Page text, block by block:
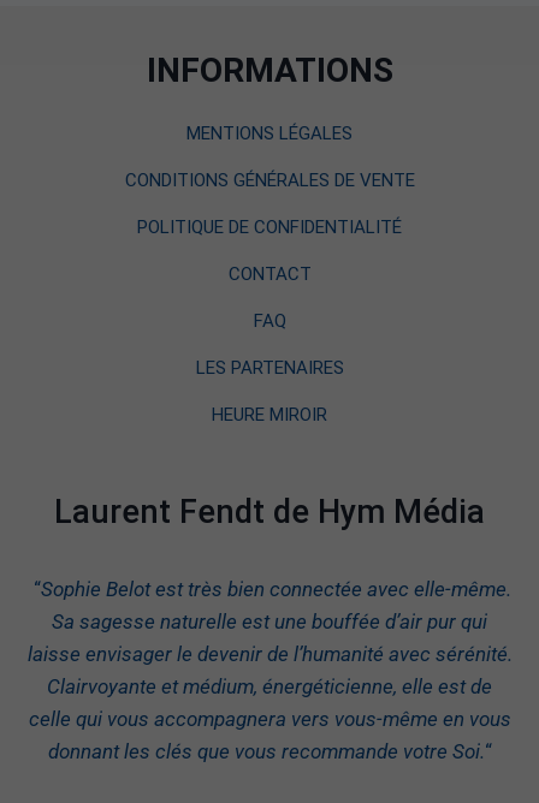
INFORMATIONS
MENTIONS LÉGALES
CONDITIONS GÉNÉRALES DE VENTE
POLITIQUE DE CONFIDENTIALITÉ
CONTACT
FAQ
LES PARTENAIRES
HEURE MIROIR
Laurent Fendt de Hym Média
“Sophie Belot est très bien connectée avec elle-même.
Sa sagesse naturelle est une bouffée d’air pur qui
laisse envisager le devenir de l’humanité avec sérénité.
Clairvoyante et médium, énergéticienne, elle est de
celle qui vous accompagnera vers vous-même en vous
donnant les clés que vous recommande votre Soi.“